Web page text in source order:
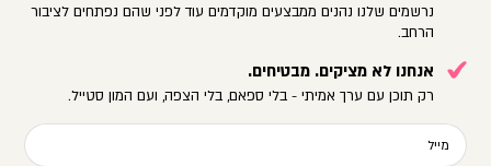
נרשמים שלנו נהנים ממבצעים מוקדמים עוד לפני שהם נפתחים לציבור
הרחב.
אנחנו לא מציקים. מבטיחים.
רק תוכן עם ערך אמיתי - בלי ספאם, בלי הצפה, ועם המון סטייל.
מייל